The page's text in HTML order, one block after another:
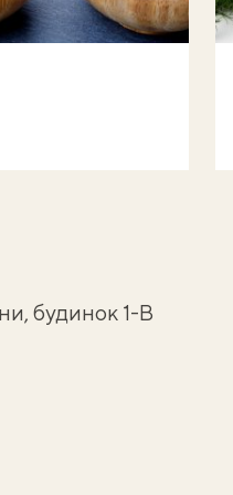
будинок 1-В